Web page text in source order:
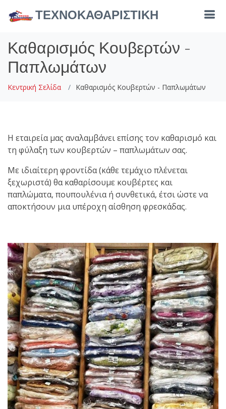
ΤΕΧΝΟΚΑΘΑΡΙΣΤΙΚΗ
Καθαρισμός Κουβερτών -
Παπλωμάτων
Κεντρική Σελίδα Καθαρισμός Κουβερτών - Παπλωμάτων
Η εταιρεία μας αναλαμβάνει επίσης τον καθαρισμό και
τη φύλαξη των κουβερτών – παπλωμάτων σας.
Με ιδιαίτερη φροντίδα (κάθε τεμάχιο πλένεται
ξεχωριστά) θα καθαρίσουμε κουβέρτες και
παπλώματα, πουπουλένια ή συνθετικά, έτσι ώστε να
αποκτήσουν μια υπέροχη αίσθηση φρεσκάδας.